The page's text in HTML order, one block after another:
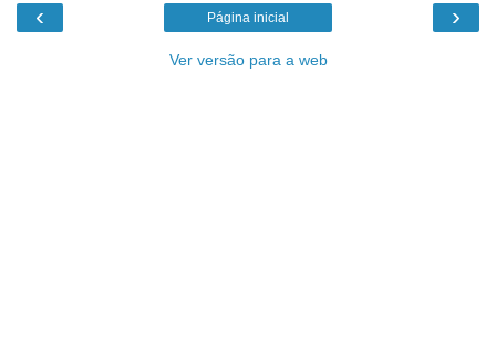
‹ ›
Página inicial
Ver versão para a web